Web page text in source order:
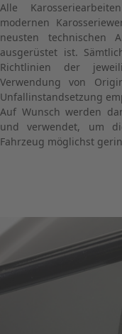
Alle
modernen
neusten technischen
ausgerüstet ist.
Richtlinien der
Verwendung von
Unfallinstandsetzung
Auf Wunsch werden
und verwendet, um
Fahrzeug möglichst